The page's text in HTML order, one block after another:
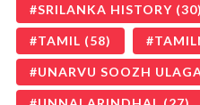
SRILANKA HISTORY (30)
TAMIL (58)
UNARVU SOOZH